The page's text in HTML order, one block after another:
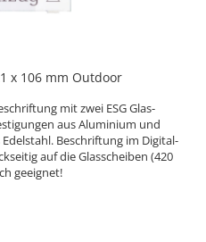
x 106 mm Out­door
mit zwei ESG Glas­
aus Alu­mi­ni­um und
Be­schrif­tung im Di­gi­tal­
auf die Glas­schei­ben (420
ge­eig­net!